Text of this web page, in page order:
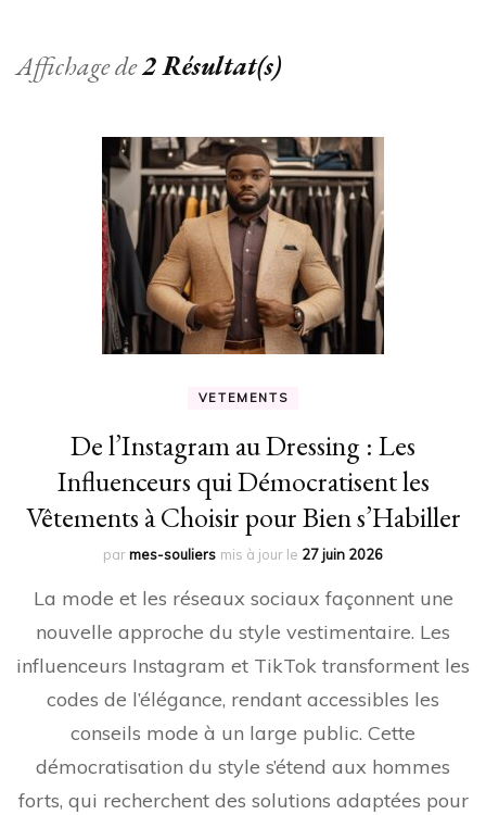
Affichage de2 Résultat(s)
VETEMENTS
De l’Instagram au Dressing : Les
Influenceurs qui Démocratisent les
Vêtements à Choisir pour Bien s’Habiller
parmes-souliers mis à jour le 27 juin 2026
La mode et les réseaux sociaux façonnent une
nouvelle approche du style vestimentaire. Les
influenceurs Instagram et TikTok transforment les
codes de l’élégance, rendant accessibles les
conseils mode à un large public. Cette
démocratisation du style s’étend aux hommes
forts, qui recherchent des solutions adaptées pour